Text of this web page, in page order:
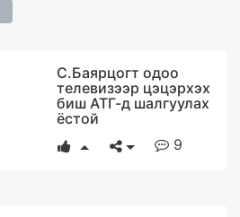
С.Баярцогт одоо
телевизээр цэцэрхэх
биш АТГ-д шалгуулах
ёстой
9